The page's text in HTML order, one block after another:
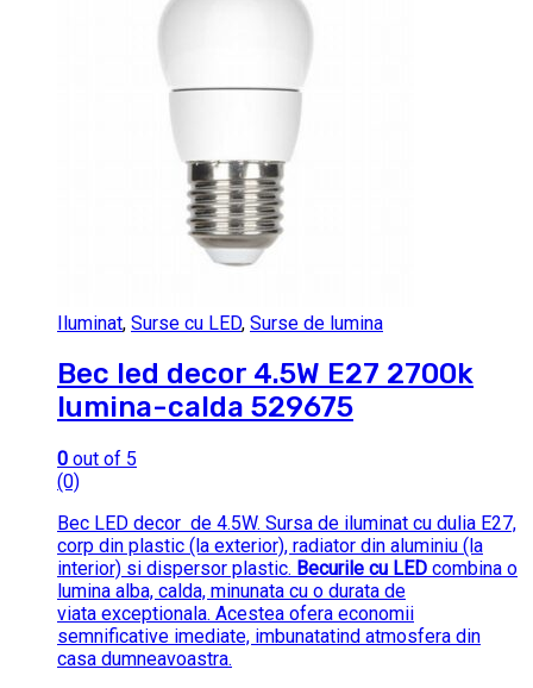
Iluminat, Surse cu LED, Surse de lumina
Bec led decor 4.5W E27 2700k
lumina-calda 529675
0 out of 5
(0)
Bec LED decor de 4.5W. Sursa de iluminat cu dulia E27,
corp din plastic (la exterior), radiator din aluminiu (la
interior) si dispersor plastic. Becurile cu LED combina o
lumina alba, calda, minunata cu o durata de
viata exceptionala. Acestea ofera economii
semnificative imediate, imbunatatind atmosfera din
casa dumneavoastra.